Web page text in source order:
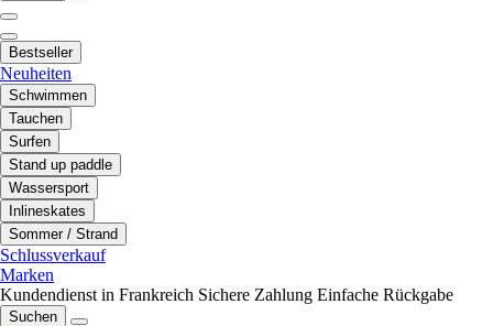
Bestseller
Neuheiten
Schwimmen
Tauchen
Surfen
Stand up paddle
Wassersport
Inlineskates
Sommer / Strand
Schlussverkauf
Marken
Kundendienst in Frankreich Sichere Zahlung Einfache Rückgabe
Suchen